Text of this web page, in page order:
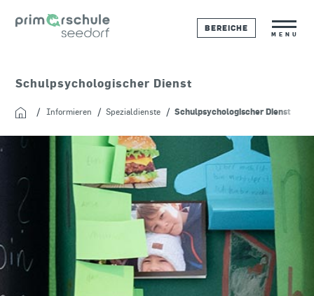
MENU
BEREICHE
Schulpsychologischer Dienst
Informieren Spezialdienste Schulpsychologischer Dienst